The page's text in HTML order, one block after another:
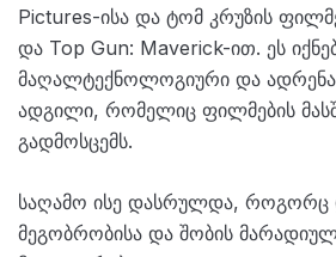
Pictures-ისა და ტომ კრუზის
და Top Gun: Maverick-ით. ეს
მაღალტექნოლოგიური და
ადგილი, რომელიც ფილმების
გადმოსცემს.
საღამო ისე დასრულდა, როგორც
მეგობრობისა და შობის